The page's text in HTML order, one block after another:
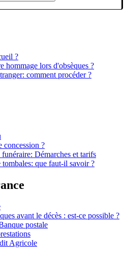
?
hommage lors d'obsèques ?
comment procéder ?
concession ?
Démarches et tarifs
que faut-il savoir ?
avant le décès : est-ce possible ?
postale
Agricole